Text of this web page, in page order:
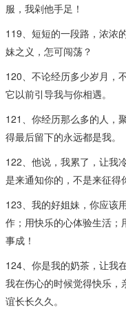
服，我剁他手足！
119、短短的一段路，浓浓
妹之义，怎可闯荡？
120、不论经历多少岁月，
它以前引导我与你相遇。
121、你经历那么多的人，
得最后留下的永远都是我。
122、他说，我累了，让我
是来通知你的，不是来征得
123、我的好姐妹，你应该
作；用快乐的心体验生活；
事成！
124、你是我的奶茶，让我
我在伤心的时候觉得快乐
谊长长久久。